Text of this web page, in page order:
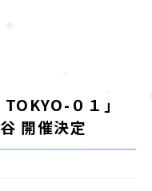
０１」
開催決定